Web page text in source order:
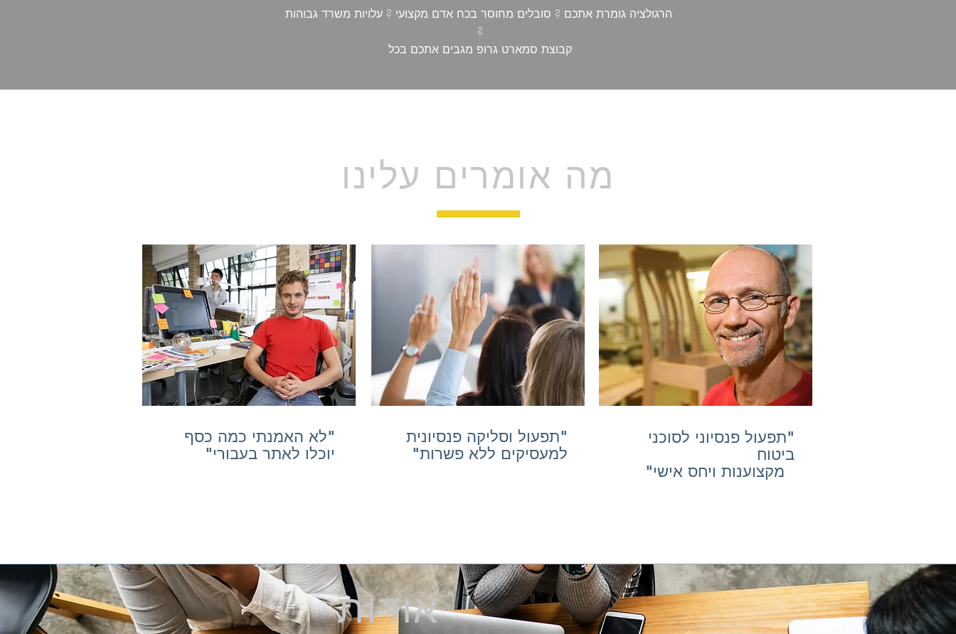
הרגולציה גומרת אתכם ? סובלים מחוסר בכח אדם מקצועי ? עלויות משרד גבוהות
?
קבוצת סמארט גרופ מגבים אתכם בכל
מה אומרים עלינו
"לא האמנתי כמה כסף
יוכלו לאתר בעבורי"
"תפעול וסליקה פנסיונית
למעסיקים ללא פשרות"
"תפעול פנסיוני לסוכני
ביטוח
מקצוענות ויחס אישי"
אודות